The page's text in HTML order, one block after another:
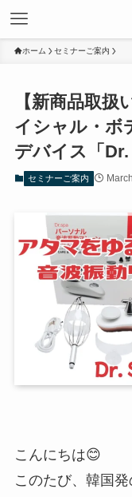
ホーム セミナーご案内
【新商品取
イシャル・ボ
デバイス「Dr.
セミナーご案内
こんにちは😊
このたび、韓国